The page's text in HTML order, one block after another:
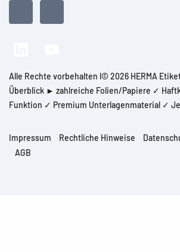
Alle Rechte vorbehalten l© 2026 HERMA
Überblick ► zahlreiche Folien/Papiere ✓
Funktion ✓ Premium Unterlagenmaterial ✓
Impressum Rechtliche Hinweise
AGB